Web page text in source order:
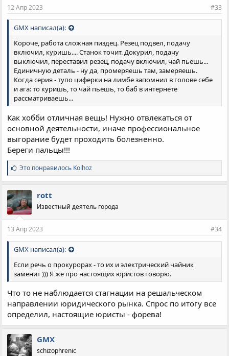
:
12 Апр 2023 #33
GMX написал(а):
Короче, работа сложная пиздец. Резец подвел, подачу
включил, куришь.... Станок точит. Докурил, подачу
выключил, переставил резец, подачу включил, чай пьешь...
Единичную деталь - ну да, промеряешь там, замеряешь.
Когда серия - тупо циферки на лимбе запомнил в голове себе
и ага: то куришь, то чай пьешь, то баб в интернете
рассматриваешь...
Как хобби отличная вещь! Нужно отвлекаться от
основной деятельности, иначе профессиональное
выгорание будет проходить болезненно.
Береги пальцы!!!
С
и
м
п
а
т
и
:
Это понравилось Kolhoz
rott
Известный деятель города
13 Апр 2023 #34
GMX написал(а):
Если речь о прокурорах - то их и электрический чайник
заменит ))) Я же про настоящих юристов говорю.
Что то не наблюдается стагнации на решальческом
направлении юридического рынка. Спрос по итогу все
определил, настоящие юристы - форева!
GMX
schizophrenic